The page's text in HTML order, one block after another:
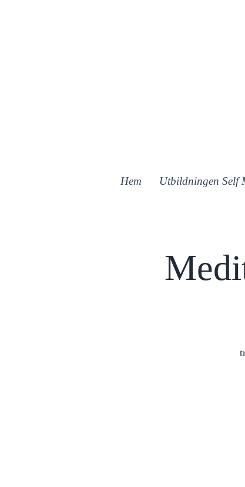
Hem Utbildningen Self